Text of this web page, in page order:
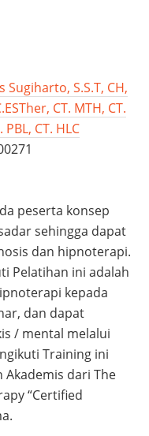
S.S.T, CH,
CT. MTH, CT.
PBL, CT. HLC
peserta konsep
sehingga dapat
dan hipnoterapi.
Pelatihan ini adalah
kepada
dan dapat
/ mental melalui
Training ini
Akademis dari The
“Certified